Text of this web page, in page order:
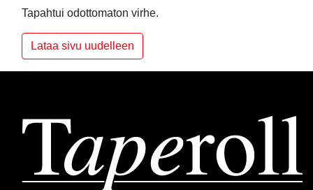
Tapahtui odottomaton virhe.
Lataa sivu uudelleen